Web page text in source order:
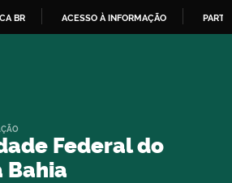
BR ACESSO À INFORMAÇÃO
Federal do
Bahia